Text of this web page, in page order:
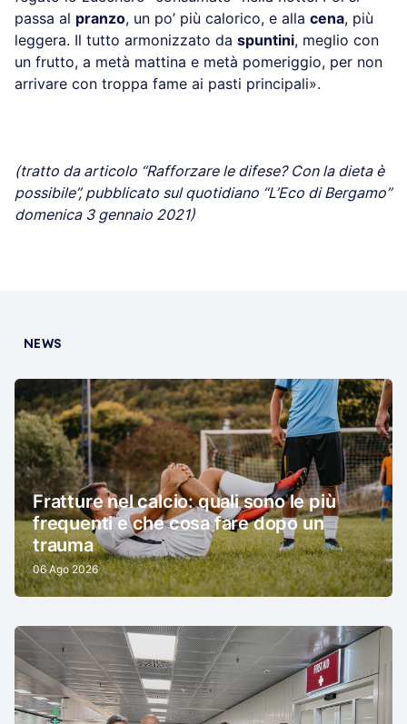
passa al pranzo, un po’ più calorico, e alla cena, più
leggera. Il tutto armonizzato da spuntini, meglio con
un frutto, a metà mattina e metà pomeriggio, per non
arrivare con troppa fame ai pasti principali».
(tratto da articolo “Rafforzare le difese? Con la dieta è
possibile”, pubblicato sul quotidiano “L’Eco di Bergamo”
domenica 3 gennaio 2021)
NEWS
Fratture nel calcio: quali sono le più
frequenti e che cosa fare dopo un
trauma
06 Ago 2026